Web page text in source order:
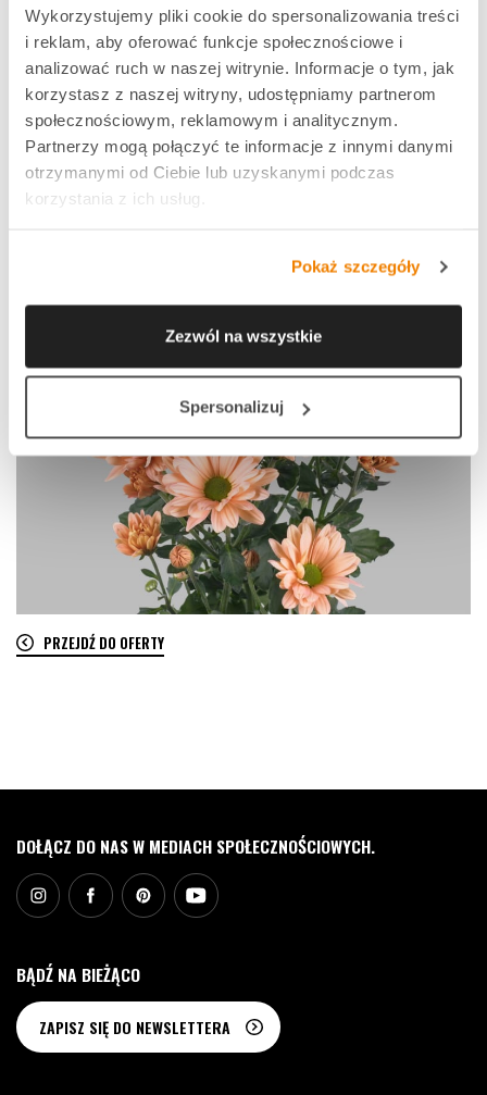
Wykorzystujemy pliki cookie do spersonalizowania treści
i reklam, aby oferować funkcje społecznościowe i
analizować ruch w naszej witrynie. Informacje o tym, jak
korzystasz z naszej witryny, udostępniamy partnerom
społecznościowym, reklamowym i analitycznym.
Partnerzy mogą połączyć te informacje z innymi danymi
otrzymanymi od Ciebie lub uzyskanymi podczas
korzystania z ich usług.
Pokaż szczegóły
Zezwól na wszystkie
Spersonalizuj
Dostępne
Cały sezon
ULUBIONA
PRZEJDŹ DO OFERTY
DOŁĄCZ DO NAS W MEDIACH SPOŁECZNOŚCIOWYCH.
BĄDŹ NA BIEŻĄCO
ZAPISZ SIĘ DO NEWSLETTERA